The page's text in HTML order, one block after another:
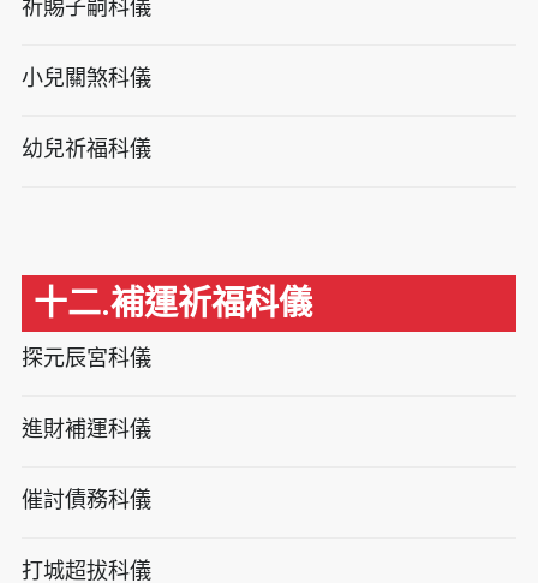
祈賜子嗣科儀
小兒關煞科儀
幼兒祈福科儀
十二.補運祈福科儀
探元辰宮科儀
進財補運科儀
催討債務科儀
打城超拔科儀